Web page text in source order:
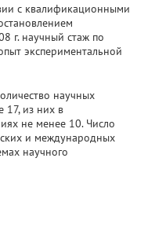
с квалификационными
г. научный стаж по
экспериментальной
научных
17, из них в
не менее 10. Число
и международных
научного